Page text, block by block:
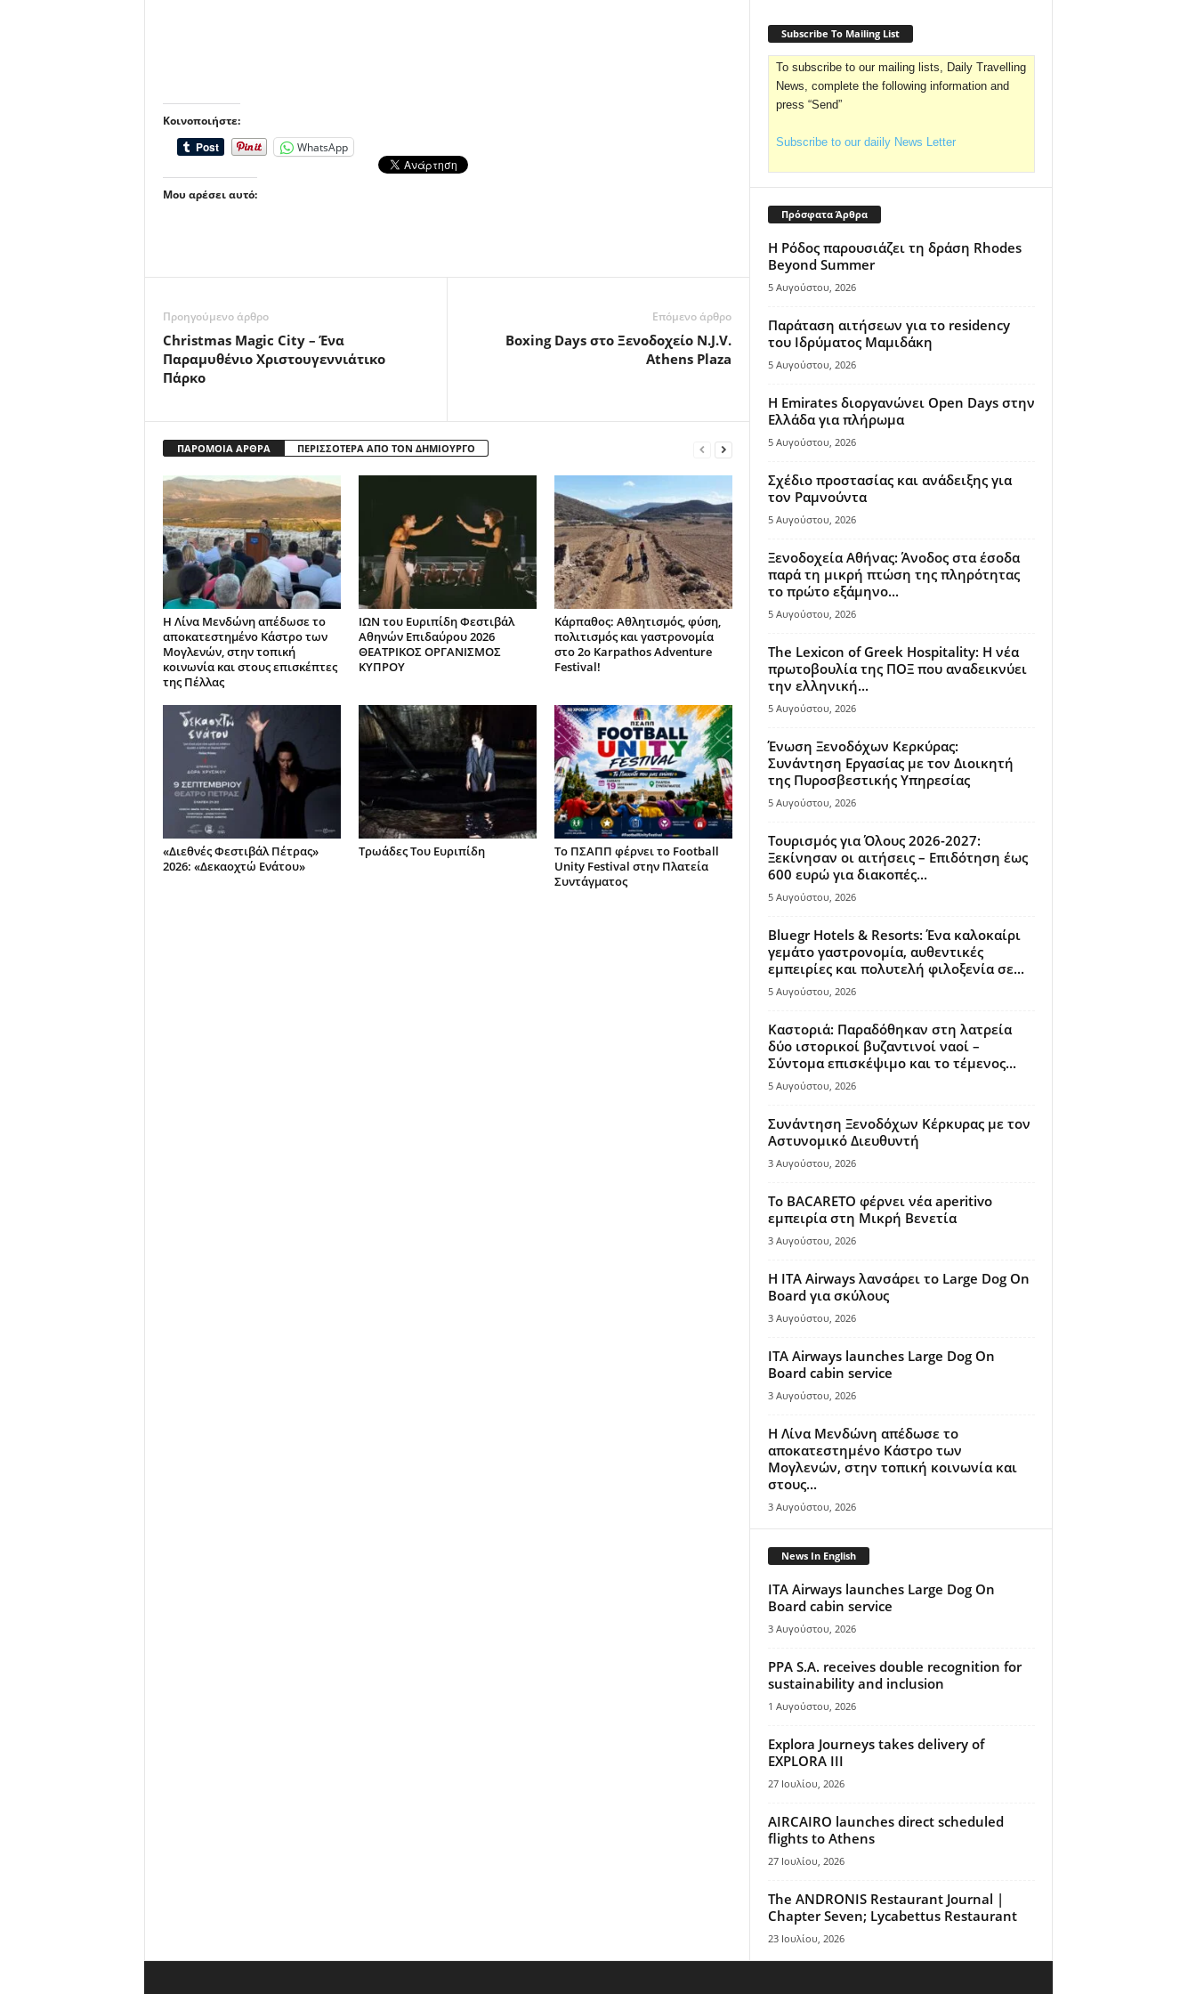
Κοινοποιήστε:
WhatsApp
Μου αρέσει αυτό:
Προηγούμενο άρθρο
Christmas Magic City – Ένα
Παραμυθένιο Χριστουγεννιάτικο
Πάρκο
Επόμενο άρθρο
Boxing Days στο Ξενοδοχείο N.J.V.
Athens Plaza
ΠΑΡΟΜΟΙΑ ΑΡΘΡΑ ΠΕΡΙΣΣΟΤΕΡΑ ΑΠΟ ΤΟΝ ΔΗΜΙΟΥΡΓΟ
Η Λίνα Μενδώνη απέδωσε το
αποκατεστημένο Κάστρο των
Μογλενών, στην τοπική
κοινωνία και στους επισκέπτες
της Πέλλας
ΙΩΝ του Ευριπίδη Φεστιβάλ
Αθηνών Επιδαύρου 2026
ΘΕΑΤΡΙΚΟΣ ΟΡΓΑΝΙΣΜΟΣ
ΚΥΠΡΟΥ
Κάρπαθος: Αθλητισμός, φύση,
πολιτισμός και γαστρονομία
στο 2ο Karpathos Adventure
Festival!
«Διεθνές Φεστιβάλ Πέτρας»
2026: «Δεκαοχτώ Ενάτου»
Τρωάδες Του Ευριπίδη
Το ΠΣΑΠΠ φέρνει το Football
Unity Festival στην Πλατεία
Συντάγματος
Subscribe To Mailing List
To subscribe to our mailing lists, Daily Travelling
News, complete the following information and
press “Send”
Subscribe to our daiily News Letter
Πρόσφατα Άρθρα
Η Ρόδος παρουσιάζει τη δράση Rhodes
Beyond Summer
5 Αυγούστου, 2026
Παράταση αιτήσεων για το residency
του Ιδρύματος Μαμιδάκη
5 Αυγούστου, 2026
Η Emirates διοργανώνει Open Days στην
Ελλάδα για πλήρωμα
5 Αυγούστου, 2026
Σχέδιο προστασίας και ανάδειξης για
τον Ραμνούντα
5 Αυγούστου, 2026
Ξενοδοχεία Αθήνας: Άνοδος στα έσοδα
παρά τη μικρή πτώση της πληρότητας
το πρώτο εξάμηνο...
5 Αυγούστου, 2026
The Lexicon of Greek Hospitality: Η νέα
πρωτοβουλία της ΠΟΞ που αναδεικνύει
την ελληνική...
5 Αυγούστου, 2026
Ένωση Ξενοδόχων Κερκύρας:
Συνάντηση Εργασίας με τον Διοικητή
της Πυροσβεστικής Υπηρεσίας
5 Αυγούστου, 2026
Τουρισμός για Όλους 2026-2027:
Ξεκίνησαν οι αιτήσεις – Επιδότηση έως
600 ευρώ για διακοπές...
5 Αυγούστου, 2026
Bluegr Hotels & Resorts: Ένα καλοκαίρι
γεμάτο γαστρονομία, αυθεντικές
εμπειρίες και πολυτελή φιλοξενία σε...
5 Αυγούστου, 2026
Καστοριά: Παραδόθηκαν στη λατρεία
δύο ιστορικοί βυζαντινοί ναοί –
Σύντομα επισκέψιμο και το τέμενος...
5 Αυγούστου, 2026
Συνάντηση Ξενοδόχων Κέρκυρας με τον
Αστυνομικό Διευθυντή
3 Αυγούστου, 2026
Το BACARETO φέρνει νέα aperitivo
εμπειρία στη Μικρή Βενετία
3 Αυγούστου, 2026
Η ITA Airways λανσάρει το Large Dog On
Board για σκύλους
3 Αυγούστου, 2026
ITA Airways launches Large Dog On
Board cabin service
3 Αυγούστου, 2026
Η Λίνα Μενδώνη απέδωσε το
αποκατεστημένο Κάστρο των
Μογλενών, στην τοπική κοινωνία και
στους...
3 Αυγούστου, 2026
News In English
ITA Airways launches Large Dog On
Board cabin service
3 Αυγούστου, 2026
PPA S.A. receives double recognition for
sustainability and inclusion
1 Αυγούστου, 2026
Explora Journeys takes delivery of
EXPLORA III
27 Ιουλίου, 2026
AIRCAIRO launches direct scheduled
flights to Athens
27 Ιουλίου, 2026
The ANDRONIS Restaurant Journal |
Chapter Seven; Lycabettus Restaurant
23 Ιουλίου, 2026